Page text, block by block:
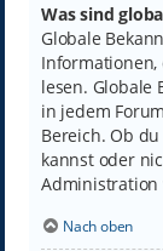
Was sind
Globale
Informationen,
lesen. Globale
in jedem
Bereich. Ob
kannst oder
Administration
Nach oben